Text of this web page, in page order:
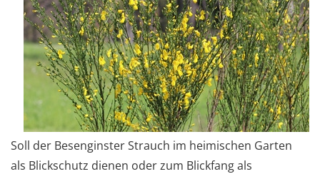
Soll der Besenginster Strauch im heimischen Garten
als Blickschutz dienen oder zum Blickfang als